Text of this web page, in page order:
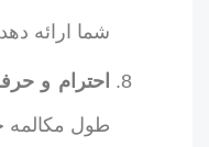
شما ارائه
احترام و
طول مکالمه